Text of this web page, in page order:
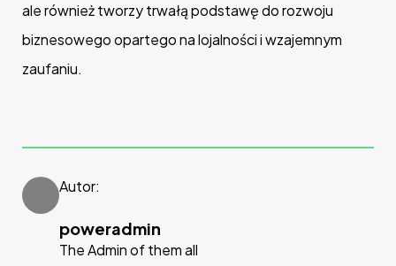
ale również tworzy trwałą podstawę do rozwoju
biznesowego opartego na lojalności i wzajemnym
zaufaniu.
Autor:
poweradmin
The Admin of them all